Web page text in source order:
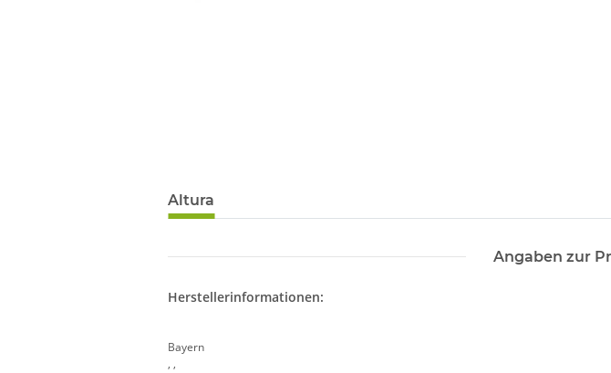
Altura
Angaben zur
Herstellerinformationen:
Bayern
, ,